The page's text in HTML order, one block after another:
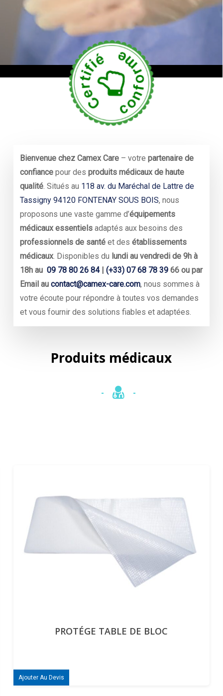
Bienvenue chez Camex Care – votrepartenaire de
confiance pour desproduits médicaux de haute
qualité. Situés au 118 av. du Maréchal de Lattre de
Tassigny 94120 FONTENAY SOUS BOIS, nous
proposons une vaste gamme d’équipements
médicaux essentiels adaptés aux besoins des
professionnels de santé et desétablissements
médicaux. Disponibles du lundi au vendredi de 9h à
18h au09 78 80 26 84|(+33) 07 68 78 39 66 ou par
Email aucontact@camex-care.com, nous sommes à
votre écoute pour répondre à toutes vos demandes
et vous fournir des solutions fiables et adaptées.
Produits médicaux
PROTÉGE TABLE DE BLOC
Ajouter Au Devis